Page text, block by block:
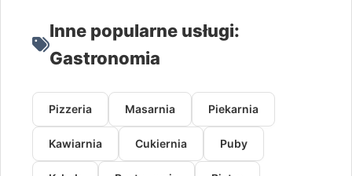
Inne popularne usługi:
Gastronomia
Pizzeria Masarnia Piekarnia
Kawiarnia Cukiernia Puby